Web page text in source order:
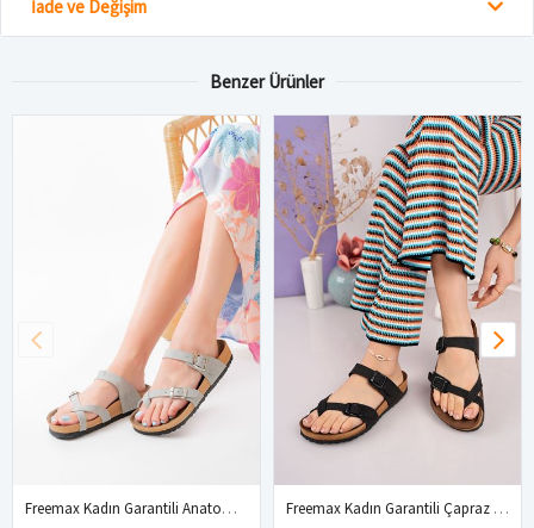
İade ve Değişim
Benzer Ürünler
Freemax Kadın Garantili Anatomik Parmak Arası Yazlık Günlük Birken Mayari Terlik VEGAN4096 Taş Freemax Kadın Garantili Çapraz Parmak Arası Mayari Yazlık Günlük Birken Terlik Ppl 4096 Siyah